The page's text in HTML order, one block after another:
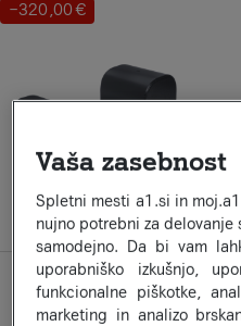
Prihranek:
−320,00 €
Vaša zasebnost
Spletni mesti a1.si in
nujno potrebni za delovanje
samodejno. Da bi vam
uporabniško izkušnjo,
funkcionalne piškotke,
marketing in analizo